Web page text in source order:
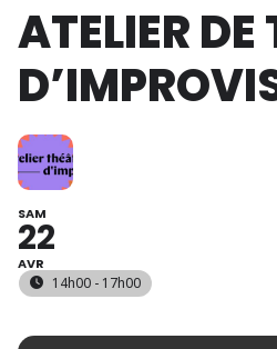
ATELIER DE
SAM
22
AVR
14h00 - 17h00